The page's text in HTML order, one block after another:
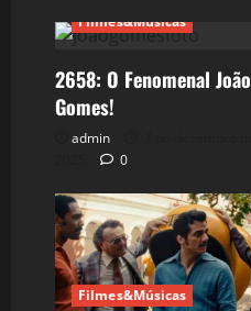
Filmes&Músicas
2658: O Fenomenal João
Gomes!
admin
0
Filmes&Músicas